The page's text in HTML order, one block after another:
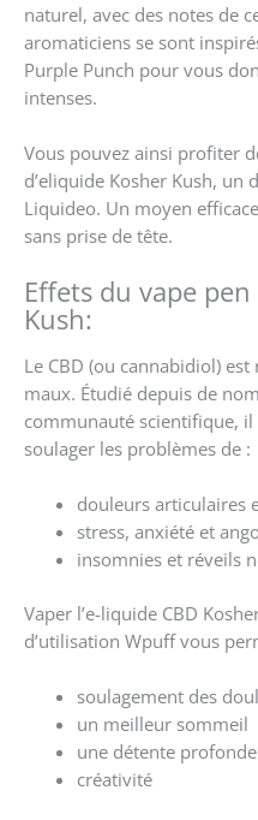
naturel, avec des notes de
aromaticiens se sont
Purple Punch pour vous
intenses.
Vous pouvez ainsi profiter
d’eliquide Kosher Kush, un
Liquideo. Un moyen
sans prise de tête.
Effets du vape
Kush:
Le CBD (ou cannabidiol)
maux. Étudié depuis de
communauté scientifique,
soulager les problèmes de :
douleurs articulaires
stress, anxiété et
insomnies et réveils
Vaper l’e-liquide CBD
d’utilisation Wpuff vous
soulagement des
un meilleur sommeil
une détente profonde
créativité